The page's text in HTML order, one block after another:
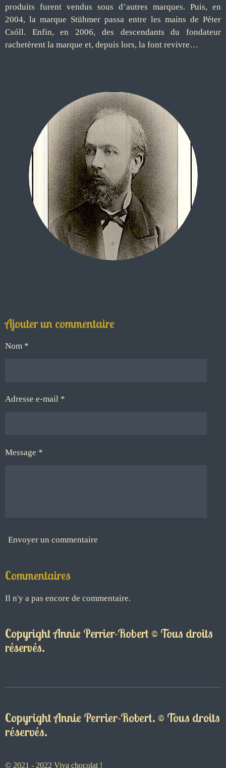
produits furent vendus sous d’autres marques. Puis, en
2004, la marque Stühmer passa entre les mains de Péter
Csóll. Enfin, en 2006, des descendants du fondateur
rachetèrent la marque et, depuis lors, la font revivre…
Ajouter un commentaire
Nom *
Adresse e-mail *
Message *
Envoyer un commentaire
Commentaires
Il n'y a pas encore de commentaire.
Copyright Annie Perrier-Robert © Tous droits
réservés.
Copyright Annie Perrier-Robert. © Tous droits
réservés.
© 2021 - 2022 Viva chocolat !